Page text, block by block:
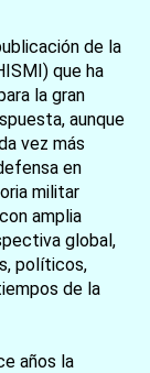
de la
que ha
la gran
aunque
vez más
en
militar
amplia
global,
políticos,
de la
años la